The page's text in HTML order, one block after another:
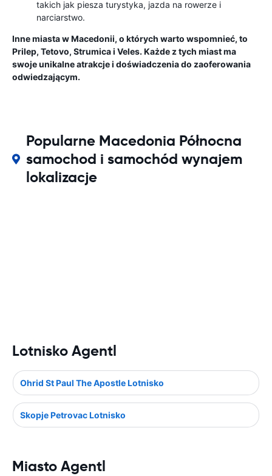
takich jak piesza turystyka, jazda na rowerze i
narciarstwo.
Inne miasta w Macedonii, o których warto wspomnieć, to
Prilep, Tetovo, Strumica i Veles. Każde z tych miast ma
swoje unikalne atrakcje i doświadczenia do zaoferowania
odwiedzającym.
Popularne Macedonia Północna
samochod i samochód wynajem
lokalizacje
Lotnisko Agentl
Ohrid St Paul The Apostle Lotnisko
Skopje Petrovac Lotnisko
Miasto Agentl